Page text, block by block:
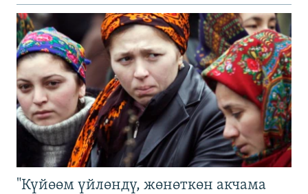
"Күйөөм үйлөндү, жөнөткөн акчама